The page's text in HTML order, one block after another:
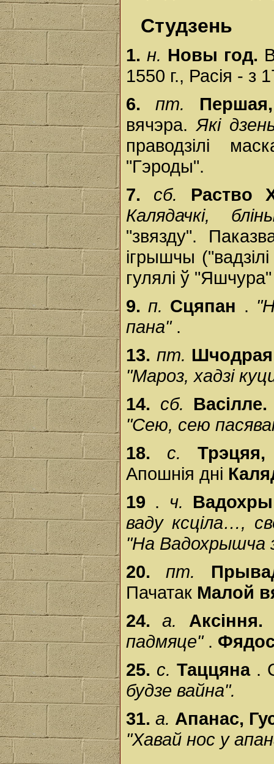
Студзень
1. н. Новы год.
1550 г., Расія - з
6. пт.
вячэра. Які
праводзілі
"Гэроды".
7. сб. Раство
Калядачкі,
"звязду".
ігрышчы
гулялі ў "Яшчура"
9.п. Сцяпан .
пана" .
13. пт.
"Мароз, хадзі
14. сб.
"Сею, сею
18. с.
Апошнія дні
19 . ч.
ваду ксціла…,
"На Вадохрышча
20.пт.
Пачатак Малой
24.а.
падмяце" .
25. с. Таццяна .
будзе вайна".
31. а. Апанас,
"Хавай нос у